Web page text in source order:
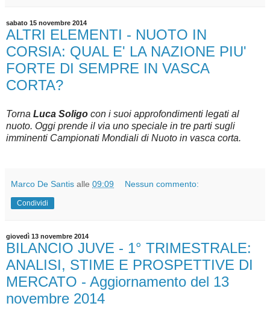
sabato 15 novembre 2014
ALTRI ELEMENTI - NUOTO IN
CORSIA: QUAL E' LA NAZIONE PIU'
FORTE DI SEMPRE IN VASCA
CORTA?
Torna Luca Soligo con i suoi approfondimenti legati al
nuoto. Oggi prende il via uno speciale in tre parti sugli
imminenti Campionati Mondiali di Nuoto in vasca corta.
Marco De Santis alle 09:09 Nessun commento:
Condividi
giovedì 13 novembre 2014
BILANCIO JUVE - 1° TRIMESTRALE:
ANALISI, STIME E PROSPETTIVE DI
MERCATO - Aggiornamento del 13
novembre 2014